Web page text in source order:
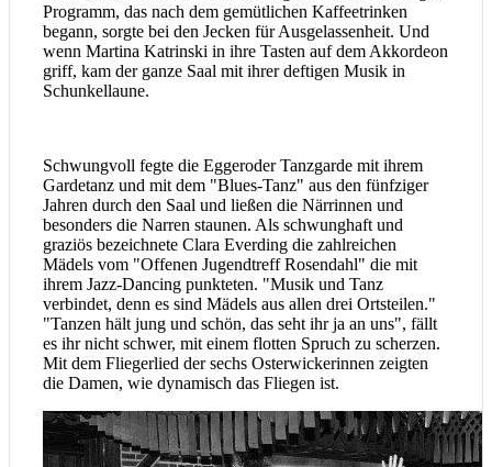
Programm, das nach dem gemütlichen Kaffeetrinken
begann, sorgte bei den Jecken für Ausgelassenheit. Und
wenn Martina Katrinski in ihre Tasten auf dem Akkordeon
griff, kam der ganze Saal mit ihrer deftigen Musik in
Schunkellaune.
Schwungvoll fegte die Eggeroder Tanzgarde mit ihrem
Gardetanz und mit dem "Blues-Tanz" aus den fünfziger
Jahren durch den Saal und ließen die Närrinnen und
besonders die Narren staunen. Als schwunghaft und
graziös bezeichnete Clara Everding die zahlreichen
Mädels vom "Offenen Jugendtreff Rosendahl" die mit
ihrem Jazz-Dancing punkteten. "Musik und Tanz
verbindet, denn es sind Mädels aus allen drei Ortsteilen."
"Tanzen hält jung und schön, das seht ihr ja an uns", fällt
es ihr nicht schwer, mit einem flotten Spruch zu scherzen.
Mit dem Fliegerlied der sechs Osterwickerinnen zeigten
die Damen, wie dynamisch das Fliegen ist.